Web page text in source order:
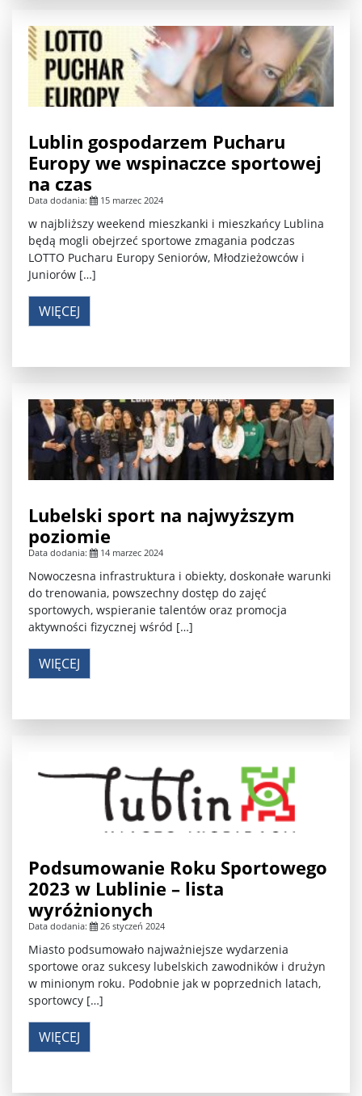
Lublin gospodarzem Pucharu
Europy we wspinaczce sportowej
na czas
Data dodania: 15 marzec 2024
w najbliższy weekend mieszkanki i mieszkańcy Lublina
będą mogli obejrzeć sportowe zmagania podczas
LOTTO Pucharu Europy Seniorów, Młodzieżowców i
Juniorów […]
WIĘCEJ
Lubelski sport na najwyższym
poziomie
Data dodania: 14 marzec 2024
Nowoczesna infrastruktura i obiekty, doskonałe warunki
do trenowania, powszechny dostęp do zajęć
sportowych, wspieranie talentów oraz promocja
aktywności fizycznej wśród […]
WIĘCEJ
Podsumowanie Roku Sportowego
2023 w Lublinie – lista
wyróżnionych
Data dodania: 26 styczeń 2024
Miasto podsumowało najważniejsze wydarzenia
sportowe oraz sukcesy lubelskich zawodników i drużyn
w minionym roku. Podobnie jak w poprzednich latach,
sportowcy […]
WIĘCEJ